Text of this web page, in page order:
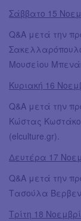
Σάββατο 15
Q&A μετά την
Μουσείου
Κυριακή 16
Q&A μετά την
Κώστας
(elculture.gr).
Δευτέρα 17
Q&A μετά την
Τασούλα
Τρίτη 18